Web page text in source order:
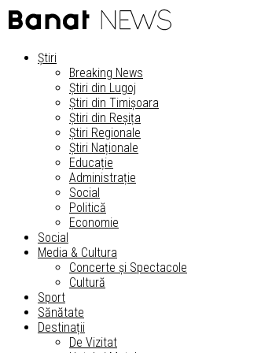
Știri
Breaking News
Știri din Lugoj
Știri din Timișoara
Știri din Reșița
Știri Regionale
Știri Naționale
Educație
Administrație
Social
Politică
Economie
Social
Media & Cultura
Concerte și Spectacole
Cultură
Sport
Sănătate
Destinații
De Vizitat